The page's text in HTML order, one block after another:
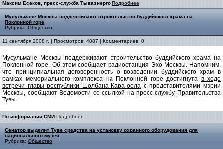
Максим Есеков, пресс-служба Тываэнерго Подробнее
Мусульмане Москвы поддерживают строительство буддийского храма на
Поклонной горе
Рубрика: Общество
11 сентября 2008 г. | Просмотров: 4087 | Комментариев: 0
Мусульмане Москвы поддерживают строительство буддийского храма на
Поклонной горе. Об этом сообщает радиостанция Эхо Москвы. Напомним,
что принципиальная договоренность о возведении буддийского храм в
рамках мемориального комплекса на Поклонной горе достигнута в ходе
встречи главы республики Шолбана Кара-оола с представителями мэрии
Москвы, сообщают Ведомости со ссылкой на пресс-службу Правительства
Тувы.
По информации СМИ Подробнее
Сенатор выделит Туве средства на установку охранного оборудования для
национального музея
Рубрика: Общество